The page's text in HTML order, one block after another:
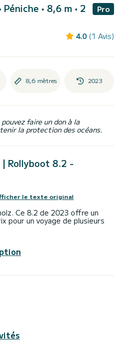
Péniche • 8,6 m • 2
Pro
4.0 (1 Avis)
8,6 mètres 2023
faire un don à la
la protection des océans.
Rollyboot 8.2 -
le texte original
Ce 8.2 de 2023 offre un
pour un voyage de plusieurs
longueur totale de 9
idéal pour passer des